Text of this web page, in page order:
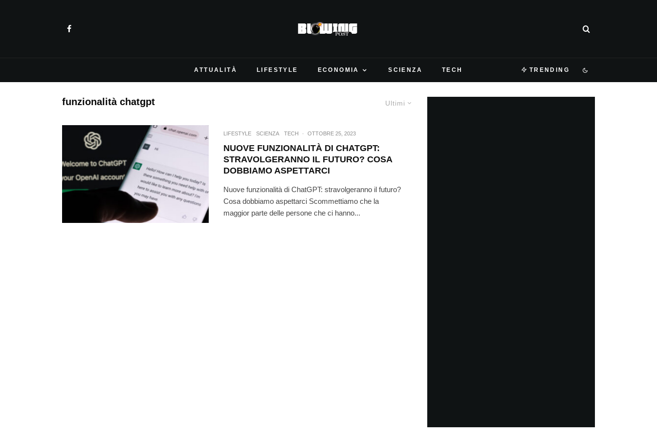
ATTUALITÀ LIFESTYLE ECONOMIA SCIENZA TECH TRENDING
Ultimi
funzionalità chatgpt
LIFESTYLE SCIENZA TECH · OTTOBRE 25, 2023
NUOVE FUNZIONALITÀ DI CHATGPT:
STRAVOLGERANNO IL FUTURO? COSA
DOBBIAMO ASPETTARCI
Nuove funzionalità di ChatGPT: stravolgeranno il futuro?
Cosa dobbiamo aspettarci Scommettiamo che la
maggior parte delle persone che ci hanno...